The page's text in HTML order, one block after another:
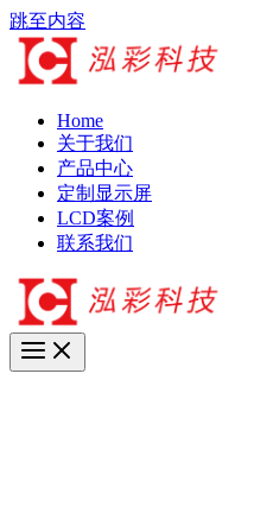
跳至内容
Home
关于我们
产品中心
定制显示屏
LCD案例
联系我们